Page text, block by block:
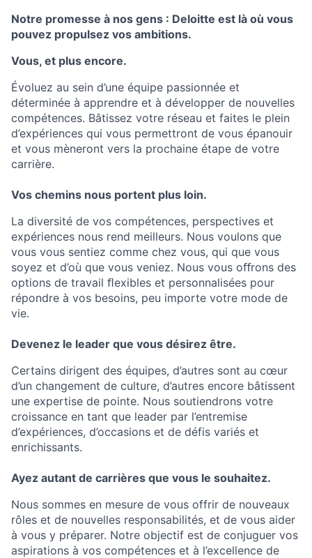
Notre promesse à nos gens : Deloitte est là où vous
pouvez propulsez vos ambitions.
Vous, et plus encore.
Évoluez au sein d’une équipe passionnée et
déterminée à apprendre et à développer de nouvelles
compétences. Bâtissez votre réseau et faites le plein
d’expériences qui vous permettront de vous épanouir
et vous mèneront vers la prochaine étape de votre
carrière.
Vos chemins nous portent plus loin.
La diversité de vos compétences, perspectives et
expériences nous rend meilleurs. Nous voulons que
vous vous sentiez comme chez vous, qui que vous
soyez et d’où que vous veniez. Nous vous oﬀrons des
options de travail ﬂexibles et personnalisées pour
répondre à vos besoins, peu importe votre mode de
vie.
Devenez le leader que vous désirez être.
Certains dirigent des équipes, d’autres sont au cœur
d’un changement de culture, d’autres encore bâtissent
une expertise de pointe. Nous soutiendrons votre
croissance en tant que leader par l’entremise
d’expériences, d’occasions et de défis variés et
enrichissants.
Ayez autant de carrières que vous le souhaitez.
Nous sommes en mesure de vous offrir de nouveaux
rôles et de nouvelles responsabilités, et de vous aider
à vous y préparer. Notre objectif est de conjuguer vos
aspirations à vos compétences et à l’excellence de